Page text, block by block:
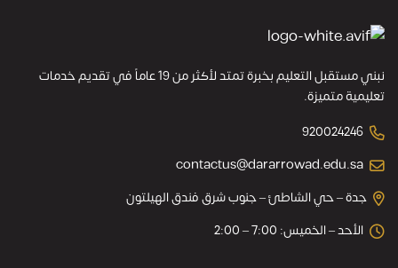
نبني مستقبل التعليم بخبرة تمتد لأكثر من 19 عاماً في تقديم خدمات
تعليمية متميزة.
920024246
contactus@dararrowad.edu.sa
جدة – حي الشاطئ – جنوب شرق فندق الهيلتون
الأحد – الخميس: 7:00 – 2:00